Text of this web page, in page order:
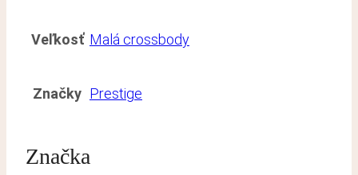
Veľkosť Malá crossbody
Značky Prestige
Značka